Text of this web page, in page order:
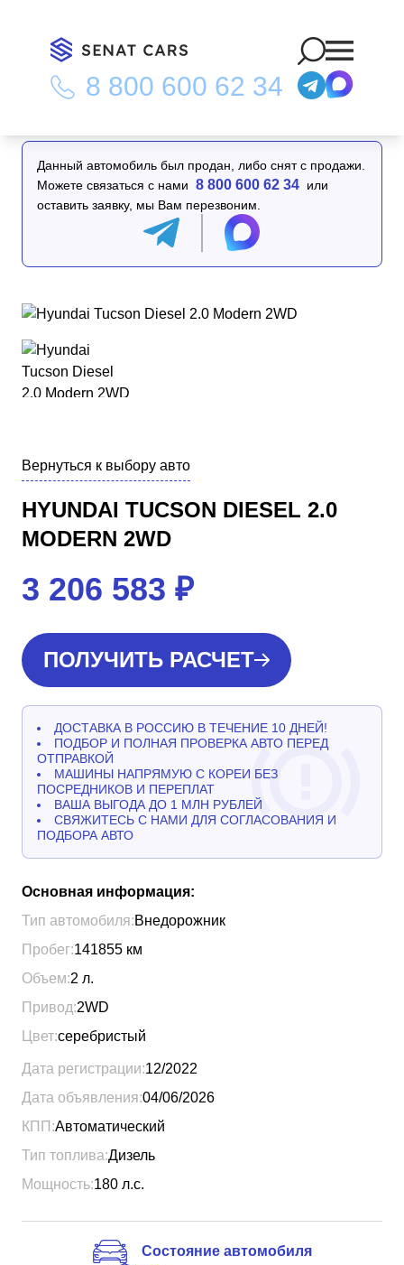
8 800 600 62 34
Главная Каталог/Hyundai Tucson Diesel 2.0 Modern 2WD
Данный автомобиль был продан, либо снят с продажи.
Можете связаться с нами 8 800 600 62 34 или
оставить заявку, мы Вам перезвоним.
Вернуться к выбору авто
HYUNDAI TUCSON DIESEL 2.0
MODERN 2WD
3 206 583 ₽
ПОЛУЧИТЬ РАСЧЕТ
ДОСТАВКА В РОССИЮ В ТЕЧЕНИЕ 10 ДНЕЙ!
ПОДБОР И ПОЛНАЯ ПРОВЕРКА АВТО ПЕРЕД
ОТПРАВКОЙ
МАШИНЫ НАПРЯМУЮ С КОРЕИ БЕЗ
ПОСРЕДНИКОВ И ПЕРЕПЛАТ
ВАША ВЫГОДА ДО 1 МЛН РУБЛЕЙ
СВЯЖИТЕСЬ С НАМИ ДЛЯ СОГЛАСОВАНИЯ И
ПОДБОРА АВТО
Основная информация:
Тип автомобиля:Внедорожник
Пробег:141855 км
Объем:2 л.
Привод:2WD
Цвет:серебристый
Дата регистрации:12/2022
Дата объявления:04/06/2026
КПП:Автоматический
Тип топлива:Дизель
Мощность:180 л.с.
Состояние автомобиля